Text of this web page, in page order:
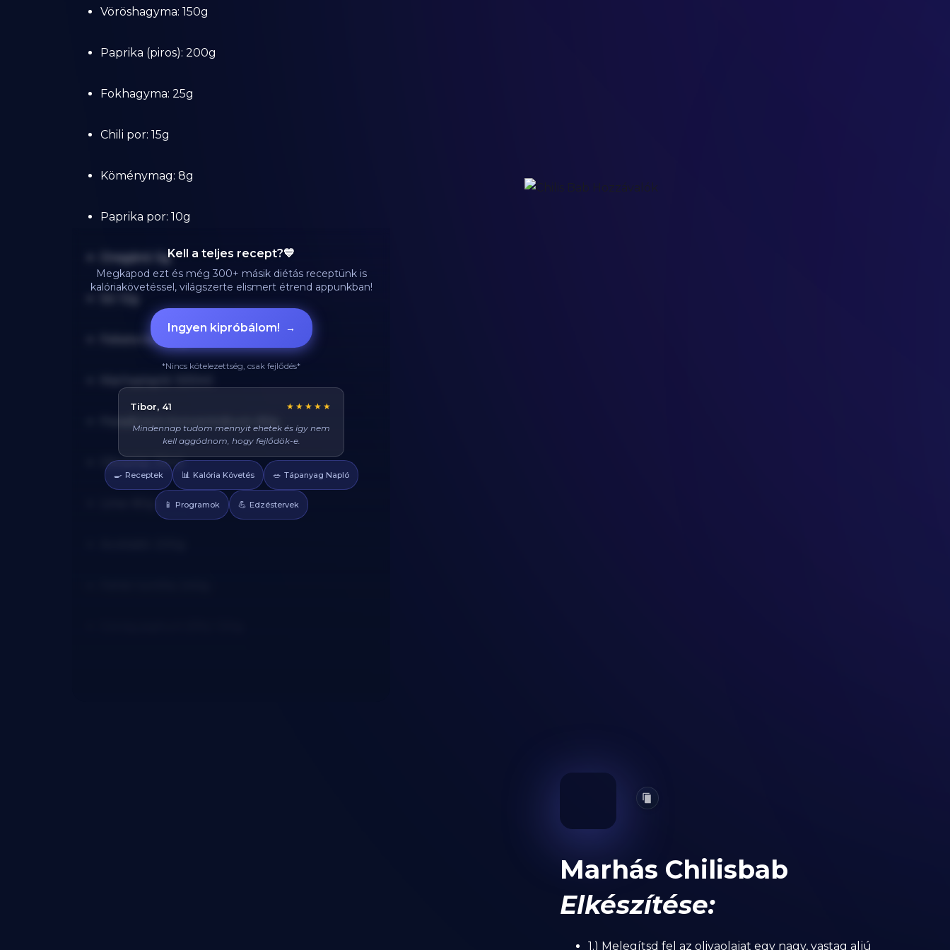
Vöröshagyma: 150g
Paprika (piros): 200g
Fokhagyma: 25g
Chili por: 15g
Köménymag: 8g
Paprika por: 10g
Oregánó: 5g
Fekete bors: 5g
Olivaolaj: 20ml
Lime: 80g
Kell a teljes recept?💙
Megkapod ezt és még 300+ másik diétás receptünk is
kalóriakövetéssel, világszerte elismert étrend appunkban!
Ingyen kipróbálom! →
*Nincs kötelezettség, csak fejlődés*
Réka, 29 ★★★★★
Azt hittem diétán csak csirkét és brokkolit lehet
enni, veletek mindig tudok valami finomat
enni, és sosem éhezem!
🍳 Receptek 📊 Kalória Követés 🥗 Tápanyag Napló
📱 Programok 💪 Edzéstervek
Marhás Chilisbab
Elkészítése:
1.) Melegítsd fel az olivaolajat egy nagy, vastag aljú